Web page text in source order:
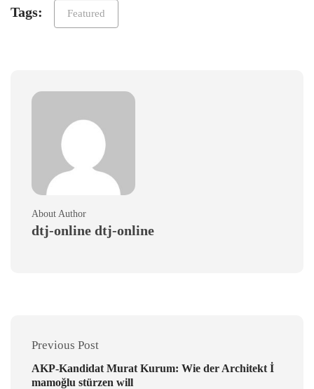
Tags: Featured
About Author
dtj-online dtj-online
Previous Post
AKP-Kandidat Murat Kurum: Wie der Architekt İ
mamoğlu stürzen will